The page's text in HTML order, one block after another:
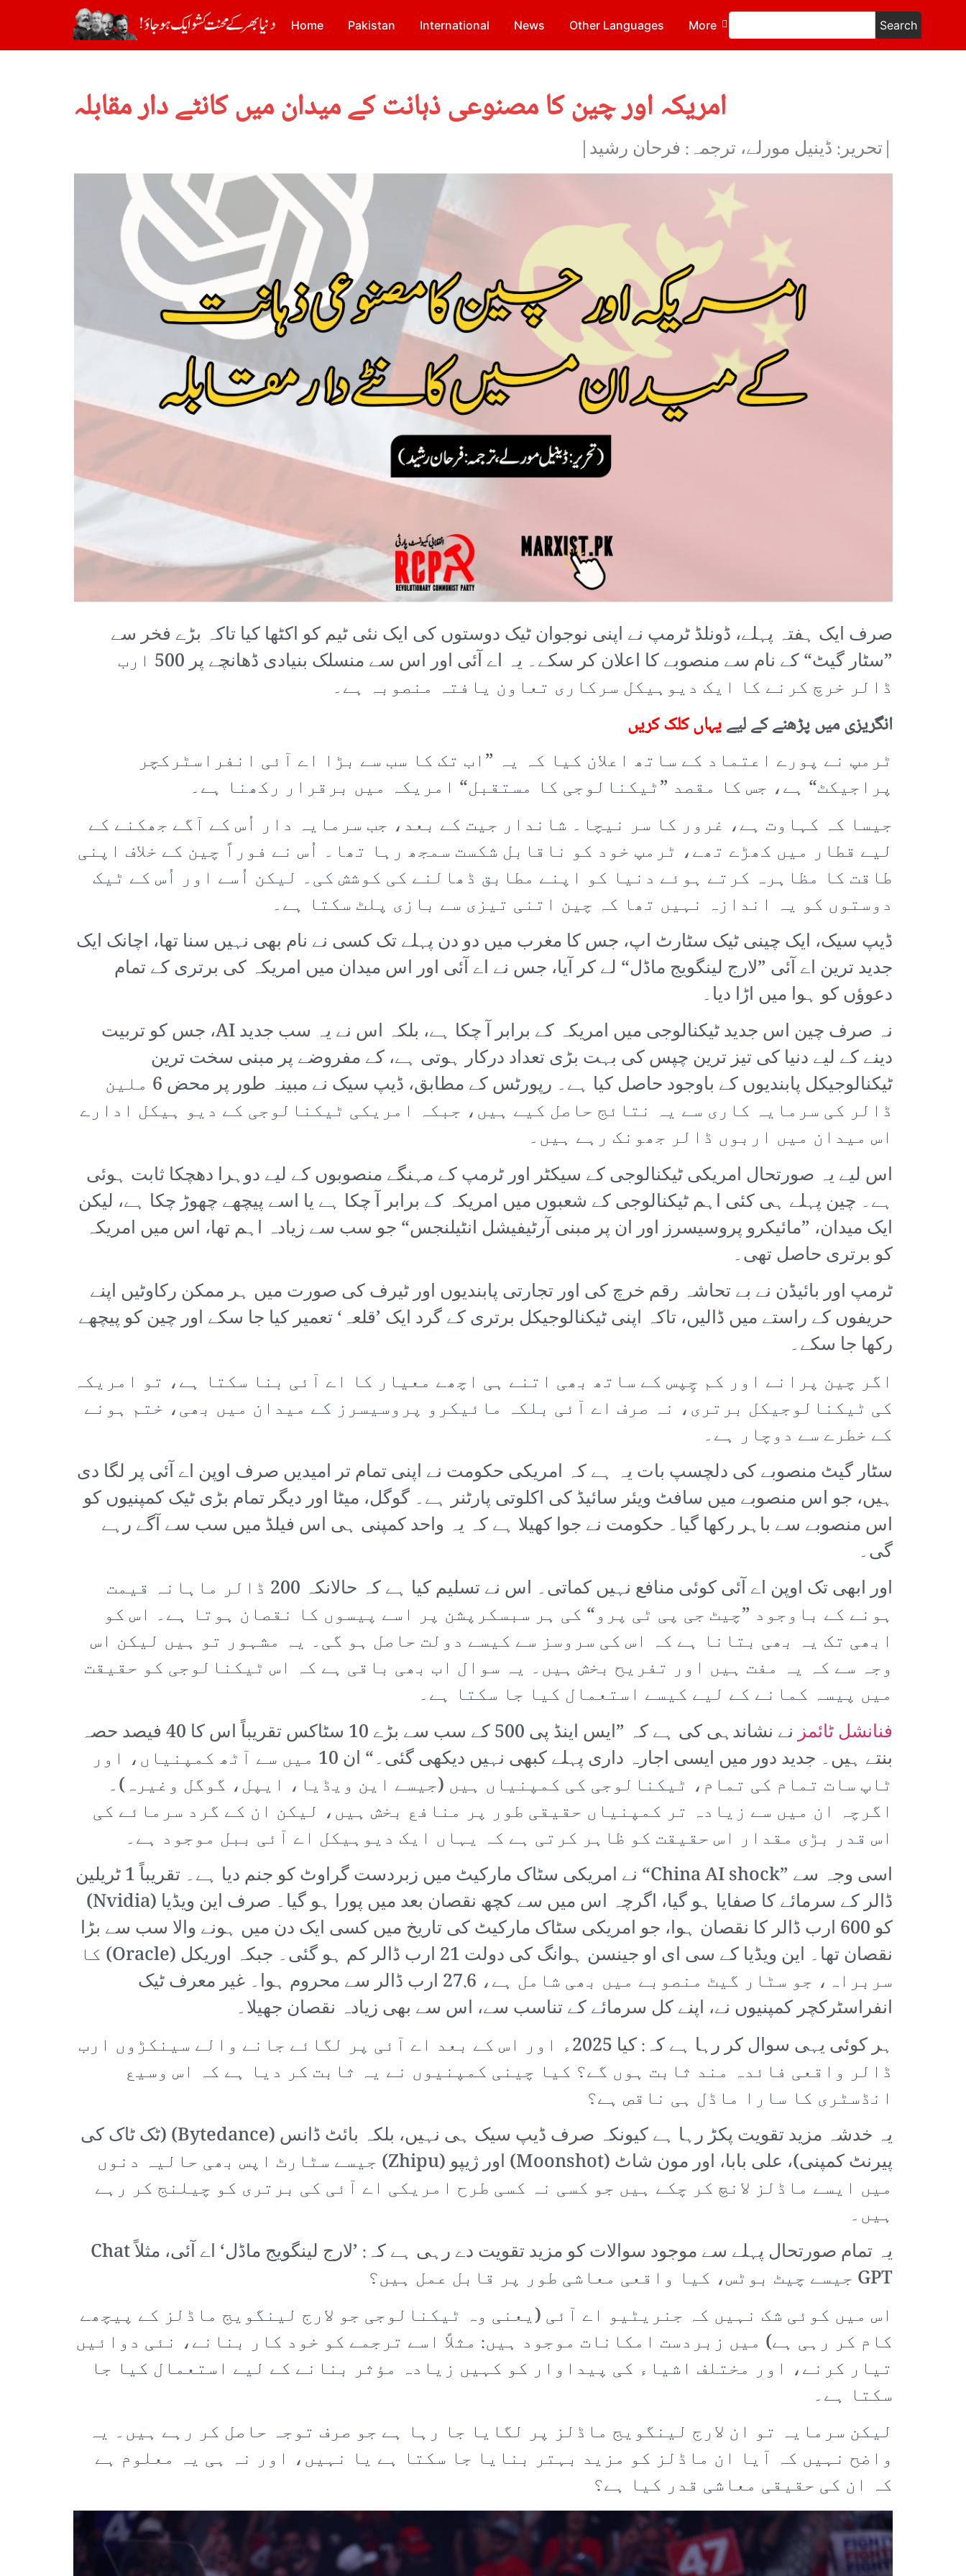
Home Pakistan International News Other Languages More Search
امریکہ اور چین کا مصنوعی ذہانت کے میدان میں کانٹے دار مقابلہ
|تحریر: ڈینیل مورلے، ترجمہ: فرحان رشید|
صرف ایک ہفتہ پہلے، ڈونلڈ ٹرمپ نے اپنی نوجوان ٹیک دوستوں کی ایک نئی ٹیم کو اکٹھا کیا تاکہ بڑے فخر سے
”سٹار گیٹ“ کے نام سے منصوبے کا اعلان کر سکے۔ یہ اے آئی اور اس سے منسلک بنیادی ڈھانچے پر 500 ارب
ڈالر خرچ کرنے کا ایک دیوہیکل سرکاری تعاون یافتہ منصوبہ ہے۔
انگریزی میں پڑھنے کے لیےیہاں کلک کریں
ٹرمپ نے پورے اعتماد کے ساتھ اعلان کیا کہ یہ ”اب تک کا سب سے بڑا اے آئی انفراسٹرکچر
پراجیکٹ“ ہے، جس کا مقصد ”ٹیکنالوجی کا مستقبل“ امریکہ میں برقرار رکھنا ہے۔
جیسا کہ کہاوت ہے، غرور کا سر نیچا۔ شاندار جیت کے بعد، جب سرمایہ دار اُس کے آگے جھکنے کے
لیے قطار میں کھڑے تھے، ٹرمپ خود کو ناقابل شکست سمجھ رہا تھا۔ اُس نے فوراً چین کے خلاف اپنی
طاقت کا مظاہرہ کرتے ہوئے دنیا کو اپنے مطابق ڈھالنے کی کوشش کی۔ لیکن اُسے اور اُس کے ٹیک
دوستوں کو یہ اندازہ نہیں تھا کہ چین اتنی تیزی سے بازی پلٹ سکتا ہے۔
ڈیپ سیک، ایک چینی ٹیک سٹارٹ اپ، جس کا مغرب میں دو دن پہلے تک کسی نے نام بھی نہیں سنا تھا، اچانک ایک
جدید ترین اے آئی ”لارج لینگویج ماڈل“ لے کر آیا، جس نے اے آئی اور اس میدان میں امریکہ کی برتری کے تمام
دعوؤں کو ہوا میں اڑا دیا۔
نہ صرف چین اس جدید ٹیکنالوجی میں امریکہ کے برابر آ چکا ہے، بلکہ اس نے یہ سب جدید AI، جس کو تربیت
دینے کے لیے دنیا کی تیز ترین چپس کی بہت بڑی تعداد درکار ہوتی ہے، کے مفروضے پر مبنی سخت ترین
ٹیکنالوجیکل پابندیوں کے باوجود حاصل کیا ہے۔ رپورٹس کے مطابق، ڈیپ سیک نے مبینہ طور پر محض 6 ملین
ڈالر کی سرمایہ کاری سے یہ نتائج حاصل کیے ہیں، جبکہ امریکی ٹیکنالوجی کے دیو ہیکل ادارے
اس میدان میں اربوں ڈالر جھونک رہے ہیں۔
اس لیے یہ صورتحال امریکی ٹیکنالوجی کے سیکٹر اور ٹرمپ کے مہنگے منصوبوں کے لیے دوہرا دھچکا ثابت ہوئی
ہے۔ چین پہلے ہی کئی اہم ٹیکنالوجی کے شعبوں میں امریکہ کے برابر آ چکا ہے یا اسے پیچھے چھوڑ چکا ہے، لیکن
ایک میدان، ”مائیکرو پروسیسرز اور ان پر مبنی آرٹیفیشل انٹیلنجس“ جو سب سے زیادہ اہم تھا، اس میں امریکہ
کو برتری حاصل تھی۔
ٹرمپ اور بائیڈن نے بے تحاشہ رقم خرچ کی اور تجارتی پابندیوں اور ٹیرف کی صورت میں ہر ممکن رکاوٹیں اپنے
حریفوں کے راستے میں ڈالیں، تاکہ اپنی ٹیکنالوجیکل برتری کے گرد ایک ’قلعہ‘ تعمیر کیا جا سکے اور چین کو پیچھے
رکھا جا سکے۔
اگر چین پرانے اور کم چِپس کے ساتھ بھی اتنے ہی اچھے معیار کا اے آئی بنا سکتا ہے، تو امریکہ
کی ٹیکنالوجیکل برتری، نہ صرف اے آئی بلکہ مائیکرو پروسیسرز کے میدان میں بھی، ختم ہونے
کے خطرے سے دوچار ہے۔
سٹار گیٹ منصوبے کی دلچسپ بات یہ ہے کہ امریکی حکومت نے اپنی تمام تر امیدیں صرف اوپن اے آئی پر لگا دی
ہیں، جو اس منصوبے میں سافٹ ویئر سائیڈ کی اکلوتی پارٹنر ہے۔ گوگل، میٹا اور دیگر تمام بڑی ٹیک کمپنیوں کو
اس منصوبے سے باہر رکھا گیا۔ حکومت نے جوا کھیلا ہے کہ یہ واحد کمپنی ہی اس فیلڈ میں سب سے آگے رہے
گی۔
اور ابھی تک اوپن اے آئی کوئی منافع نہیں کماتی۔ اس نے تسلیم کیا ہے کہ حالانکہ 200 ڈالر ماہانہ قیمت
ہونے کے باوجود ”چیٹ جی پی ٹی پرو“ کی ہر سبسکرپشن پر اسے پیسوں کا نقصان ہوتا ہے۔ اس کو
ابھی تک یہ بھی بتانا ہے کہ اس کی سروسز سے کیسے دولت حاصل ہو گی۔ یہ مشہور تو ہیں لیکن اس
وجہ سے کہ یہ مفت ہیں اور تفریح بخش ہیں۔ یہ سوال اب بھی باقی ہے کہ اس ٹیکنالوجی کو حقیقت
میں پیسہ کمانے کے لیے کیسے استعمال کیا جا سکتا ہے۔
فنانشل ٹائمز
نے نشاندہی کی ہے کہ ”ایس اینڈ پی 500 کے سب سے بڑے 10 سٹاکس تقریباً اس کا 40 فیصد حصہ
بنتے ہیں۔ جدید دور میں ایسی اجارہ داری پہلے کبھی نہیں دیکھی گئی۔“ ان 10 میں سے آٹھ کمپنیاں، اور
ٹاپ سات تمام کی تمام، ٹیکنالوجی کی کمپنیاں ہیں (جیسے این ویڈیا، ایپل، گوگل وغیرہ)۔
اگرچہ ان میں سے زیادہ تر کمپنیاں حقیقی طور پر منافع بخش ہیں، لیکن ان کے گرد سرمائے کی
اس قدر بڑی مقدار اس حقیقت کو ظاہر کرتی ہے کہ یہاں ایک دیوہیکل اے آئی ببل موجود ہے۔
اسی وجہ سے ”China AI shock“ نے امریکی سٹاک مارکیٹ میں زبردست گراوٹ کو جنم دیا ہے۔ تقریباً 1 ٹریلین
ڈالر کے سرمائے کا صفایا ہو گیا، اگرچہ اس میں سے کچھ نقصان بعد میں پورا ہو گیا۔ صرف این ویڈیا (Nvidia)
کو 600 ارب ڈالر کا نقصان ہوا، جو امریکی سٹاک مارکیٹ کی تاریخ میں کسی ایک دن میں ہونے والا سب سے بڑا
نقصان تھا۔ این ویڈیا کے سی ای او جینسن ہوانگ کی دولت 21 ارب ڈالر کم ہو گئی۔ جبکہ اوریکل (Oracle) کا
سربراہ، جو سٹار گیٹ منصوبے میں بھی شامل ہے، 27.6 ارب ڈالر سے محروم ہوا۔ غیر معرف ٹیک
انفراسٹرکچر کمپنیوں نے، اپنے کل سرمائے کے تناسب سے، اس سے بھی زیادہ نقصان جھیلا۔
ہر کوئی یہی سوال کر رہا ہے کہ: کیا 2025ء اور اس کے بعد اے آئی پر لگائے جانے والے سینکڑوں ارب
ڈالر واقعی فائدہ مند ثابت ہوں گے؟ کیا چینی کمپنیوں نے یہ ثابت کر دیا ہے کہ اس وسیع
انڈسٹری کا سارا ماڈل ہی ناقص ہے؟
یہ خدشہ مزید تقویت پکڑ رہا ہے کیونکہ صرف ڈیپ سیک ہی نہیں، بلکہ بائٹ ڈانس (Bytedance) (ٹک ٹاک کی
پیرنٹ کمپنی)، علی بابا، اور مون شاٹ (Moonshot) اور ژیپو (Zhipu) جیسے سٹارٹ اپس بھی حالیہ دنوں
میں ایسے ماڈلز لانچ کر چکے ہیں جو کسی نہ کسی طرح امریکی اے آئی کی برتری کو چیلنج کر رہے
ہیں۔
یہ تمام صورتحال پہلے سے موجود سوالات کو مزید تقویت دے رہی ہے کہ: ’لارج لینگویج ماڈل‘ اے آئی، مثلاً Chat
GPT جیسے چیٹ بوٹس، کیا واقعی معاشی طور پر قابل عمل ہیں؟
اس میں کوئی شک نہیں کہ جنریٹیو اے آئی (یعنی وہ ٹیکنالوجی جو لارج لینگویج ماڈلز کے پیچھے
کام کر رہی ہے) میں زبردست امکانات موجود ہیں: مثلاً اسے ترجمے کو خود کار بنانے، نئی دوائیں
تیار کرنے، اور مختلف اشیاء کی پیداوار کو کہیں زیادہ مؤثر بنانے کے لیے استعمال کیا جا
سکتا ہے۔
لیکن سرمایہ تو ان لارج لینگویج ماڈلز پر لگایا جا رہا ہے جو صرف توجہ حاصل کر رہے ہیں۔ یہ
واضح نہیں کہ آیا ان ماڈلز کو مزید بہتر بنایا جا سکتا ہے یا نہیں، اور نہ ہی یہ معلوم ہے
کہ ان کی حقیقی معاشی قدر کیا ہے؟